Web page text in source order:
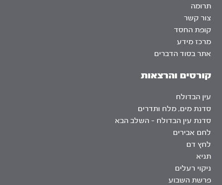
תרומה
צור קשר
קופת החסד
מרכז מידע
אתר בסוד הדברים
קורסים והרצאות
עין הבדולח
סדנת מים, מלח ותדרים
סדנת עין הבדולח – השלב הבא
לחם אבירים
לחץ דם
תניא
ניקוי רעלים
פרשת השבוע